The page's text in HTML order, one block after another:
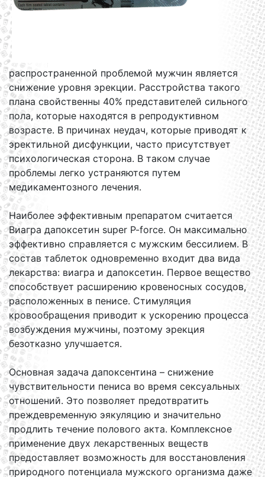
распространенной проблемой мужчин является
снижение уровня эрекции. Расстройства такого
плана свойственны 40% представителей сильного
пола, которые находятся в репродуктивном
возрасте. В причинах неудач, которые приводят к
эректильной дисфункции, часто присутствует
психологическая сторона. В таком случае
проблемы легко устраняются путем
медикаментозного лечения.
Наиболее эффективным препаратом считается
Виагра дапоксетин super P-force. Он максимально
эффективно справляется с мужским бессилием. В
состав таблеток одновременно входит два вида
лекарства: виагра и дапоксетин. Первое вещество
способствует расширению кровеносных сосудов,
расположенных в пенисе. Стимуляция
кровообращения приводит к ускорению процесса
возбуждения мужчины, поэтому эрекция
безотказно улучшается.
Основная задача дапоксентина – снижение
чувствительности пениса во время сексуальных
отношений. Это позволяет предотвратить
преждевременную эякуляцию и значительно
продлить течение полового акта. Комплексное
применение двух лекарственных веществ
предоставляет возможность для восстановления
природного потенциала мужского организма даже